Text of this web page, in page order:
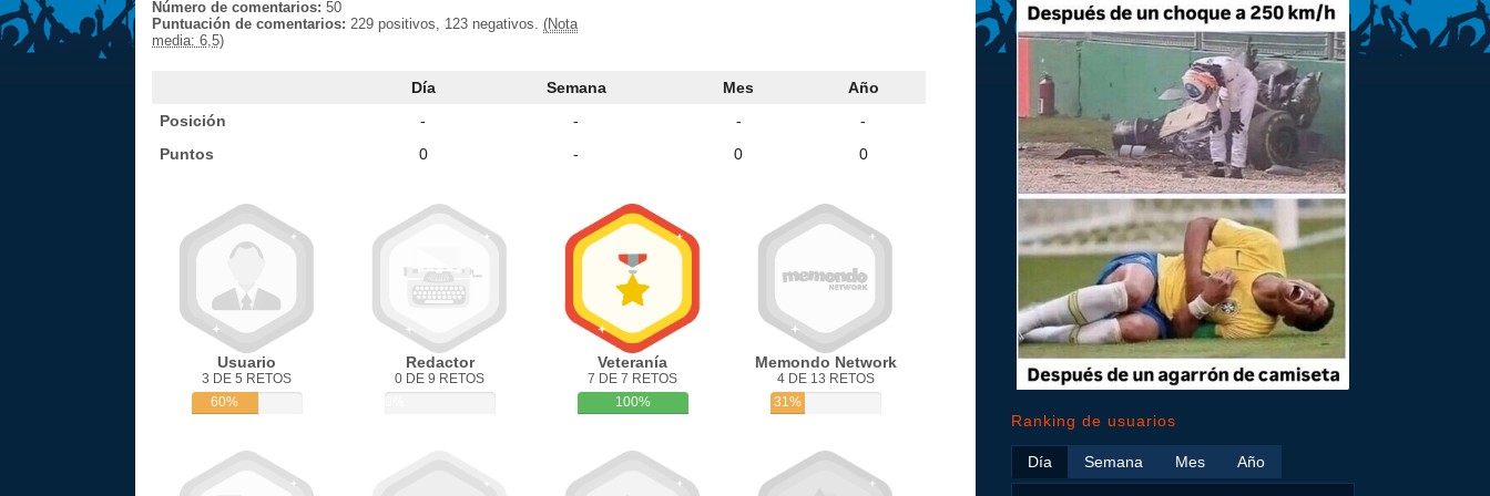
Número de comentarios: 50
Puntuación de comentarios: 229 positivos, 123 negativos. (Nota
media: 6,5)
Día Semana Mes
Año
Posición
- - -
-
Puntos
0 - 0 0
Usuario
3 DE 5 RETOS
60%
Redactor
0 DE 9 RETOS
Veteranía
7 DE 7 RETOS
100%
Memondo Network
4 DE 13 RETOS
31%
Ranking de usuarios
Día Semana Mes Año